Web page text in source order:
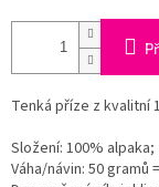
Tenká příze z kvalitní
Složení: 100% alpaka;
Váha/návin: 50 gramů